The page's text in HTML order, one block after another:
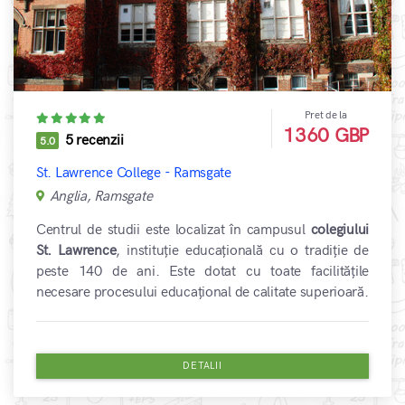
5.0
5 recenzii
St. Lawrence College - Ramsgate
Anglia, Ramsgate
Pret de la
1360 GBP
Centrul de studii este localizat în campusul colegiului
St. Lawrence, instituție educațională cu o tradiție de
peste 140 de ani. Este dotat cu toate facilitățile
necesare procesului educațional de calitate superioară.
DETALII